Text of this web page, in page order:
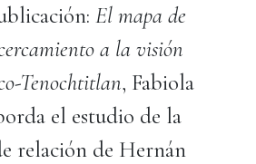
El mapa de
a la visión
Tenochtitlan, Fabiola
el estudio de la
relación de Hernán